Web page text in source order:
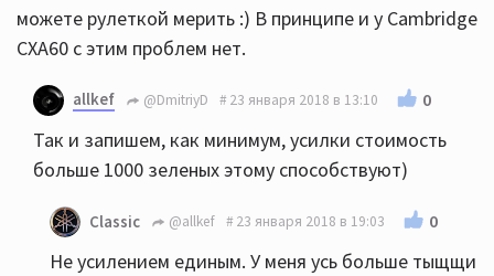
можете рулеткой мерить :) В принципе и у Cambridge
CXA60 с этим проблем нет.
allkef @DmitriyD 23 января 2018 в 13:10 0
Так и запишем, как минимум, усилки стоимость
больше 1000 зеленых этому способствуют)
Classic @allkef 23 января 2018 в 19:03 0
Не усилением единым. У меня усь больше тыщщи